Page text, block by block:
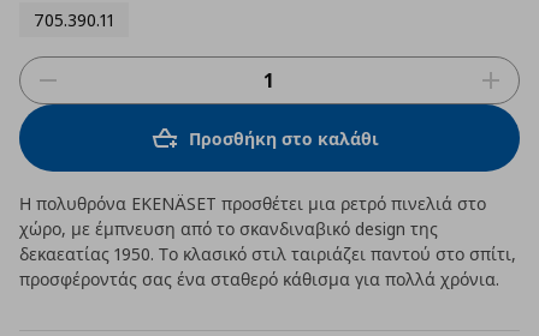
705.390.11
Προσθήκη στο καλάθι
Η πολυθρόνα EKENÄSET προσθέτει μια ρετρό πινελιά στο
χώρο, με έμπνευση από το σκανδιναβικό design της
δεκαεατίας 1950. Το κλασικό στιλ ταιριάζει παντού στο σπίτι,
προσφέροντάς σας ένα σταθερό κάθισμα για πολλά χρόνια.